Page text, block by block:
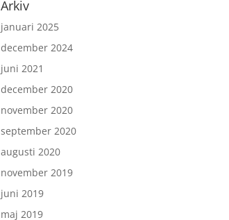
Arkiv
januari 2025
december 2024
juni 2021
december 2020
november 2020
september 2020
augusti 2020
november 2019
juni 2019
maj 2019